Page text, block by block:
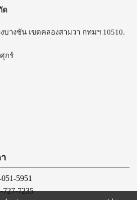
ด
างชัน เขตคลองสามวา กทมฯ 10510.
กร์
5951
7235